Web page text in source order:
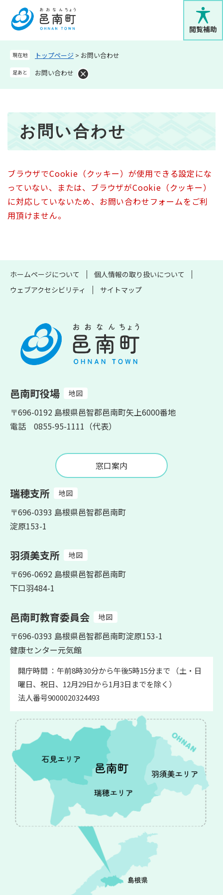
。
メニューを飛ばして本文へ
閲覧補助
現在地 トップページ > お問い合わせ
足あと お問い合わせ
お問い合わせ
ブラウザでCookie（クッキー）が使用できる設定にな
っていない、または、ブラウザがCookie（クッキー）
に対応していないため、お問い合わせフォームをご利
用頂けません。
ホームページについて
個人情報の取り扱いについて
ウェブアクセシビリティ
サイトマップ
邑南町役場 地図
〒696-0192 島根県邑智郡邑南町矢上6000番地
電話 0855-95-1111（代表）
窓口案内
瑞穂支所 地図
〒696-0393 島根県邑智郡邑南町
淀原153-1
羽須美支所 地図
〒696-0692 島根県邑智郡邑南町
下口羽484-1
邑南町教育委員会 地図
〒696-0393 島根県邑智郡邑南町淀原153-1
健康センター元気館
開庁時間 ：午前8時30分から午後5時15分まで （土・日
曜日、祝日、12月29日から1月3日までを除く）
法人番号9000020324493